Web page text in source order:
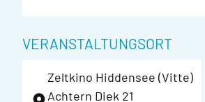
VERANSTALTUNGSORT
Zeltkino Hiddensee (Vitte)
Achtern Diek 21